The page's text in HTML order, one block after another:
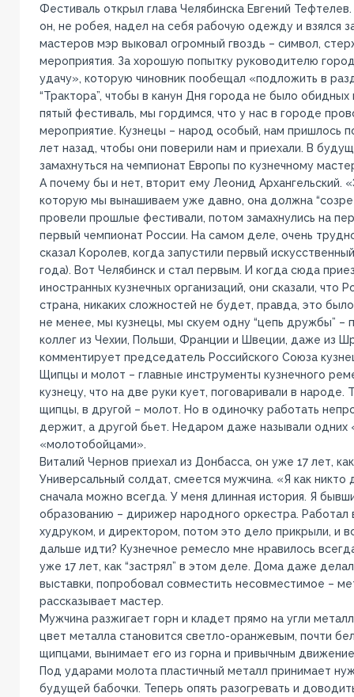
Фестиваль открыл глава Челябинска Евгений
он, не робея, надел на себя рабочую одежду и взялся
мастеров мэр выковал огромный гвоздь – символ,
мероприятия. За хорошую попытку руководителю
удачу», которую чиновник пообещал «подложить в
“Трактора”, чтобы в канун Дня города не было
пятый фестиваль, мы гордимся, что у нас в городе
мероприятие. Кузнецы – народ особый, нам пришлось
лет назад, чтобы они поверили нам и приехали. В
замахнуться на чемпионат Европы по кузнечному
А почему бы и нет, вторит ему Леонид Архангельский.
которую мы вынашиваем уже давно, она должна
провели прошлые фестивали, потом замахнулись на
первый чемпионат России. На самом деле, очень
сказал Королев, когда запустили первый
года). Вот Челябинск и стал первым. И когда сюда
иностранных кузнечных организаций, они сказали, что
страна, никаких сложностей не будет, правда, это
не менее, мы кузнецы, мы скуем одну “цепь дружбы” –
коллег из Чехии, Польши, Франции и Швеции, даже из
комментирует председатель Российского Союза
Щипцы и молот – главные инструменты кузнечного
кузнецу, что на две руки кует, поговаривали в
щипцы, в другой – молот. Но в одиночку работать
держит, а другой бьет. Недаром даже называли одних
«молотобойцами».
Виталий Чернов приехал из Донбасса, он уже 17 лет,
Универсальный солдат, смеется мужчина. «Я как никто
сначала можно всегда. У меня длинная история. Я
образованию – дирижер народного оркестра. Работал
худруком, и директором, потом это дело прикрыли, и
дальше идти? Кузнечное ремесло мне нравилось
уже 17 лет, как “застрял” в этом деле. Дома даже
выставки, попробовал совместить несовместимое –
рассказывает мастер.
Мужчина разжигает горн и кладет прямо на угли
цвет металла становится светло-оранжевым, почти
щипцами, вынимает его из горна и привычным
Под ударами молота пластичный металл принимает
будущей бабочки. Теперь опять разогревать и